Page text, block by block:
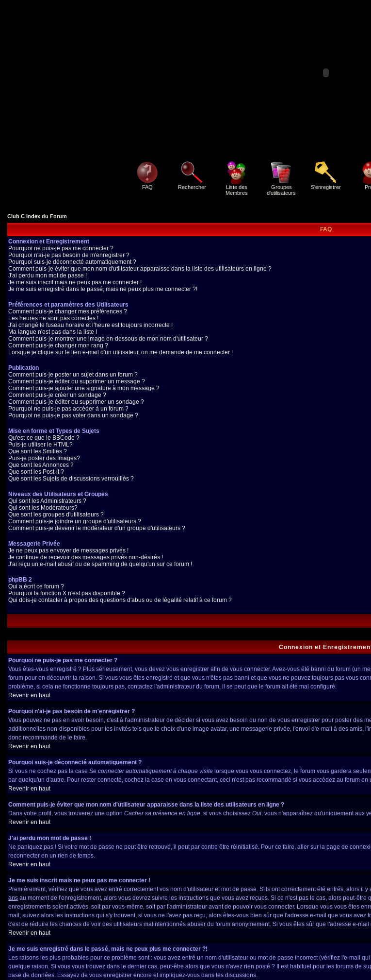
FAQ Rechercher
Liste des
Membres
Groupes
d'utilisateurs
S'enregistrer
Club C Index du Forum
FAQ
Connexion et Enregistrement
Pourquoi ne puis-je pas me connecter ?
Pourquoi n'ai-je pas besoin de m'enregistrer ?
Pourquoi suis-je déconnecté automatiquement ?
Comment puis-je éviter que mon nom d'utilisateur apparaisse dans la liste des utilisateurs en ligne ?
J'ai perdu mon mot de passe !
Je me suis inscrit mais ne peux pas me connecter !
Je me suis enregistré dans le passé, mais ne peux plus me connecter ?!
Préférences et paramètres des Utilisateurs
Comment puis-je changer mes préférences ?
Les heures ne sont pas correctes !
J'ai changé le fuseau horaire et l'heure est toujours incorrecte !
Ma langue n'est pas dans la liste !
Comment puis-je montrer une image en-dessous de mon nom d'utilisateur ?
Comment puis-je changer mon rang ?
Lorsque je clique sur le lien e-mail d'un utilisateur, on me demande de me connecter !
Publication
Comment puis-je poster un sujet dans un forum ?
Comment puis-je éditer ou supprimer un message ?
Comment puis-je ajouter une signature à mon message ?
Comment puis-je créer un sondage ?
Comment puis-je éditer ou supprimer un sondage ?
Pourquoi ne puis-je pas accéder à un forum ?
Pourquoi ne puis-je pas voter dans un sondage ?
Mise en forme et Types de Sujets
Qu'est-ce que le BBCode ?
Puis-je utiliser le HTML?
Que sont les Smilies ?
Puis-je poster des Images?
Que sont les Annonces ?
Que sont les Post-it ?
Que sont les Sujets de discussions verrouillés ?
Niveaux des Utilisateurs et Groupes
Qui sont les Administrateurs ?
Qui sont les Modérateurs?
Que sont les groupes d'utilisateurs ?
Comment puis-je joindre un groupe d'utilisateurs ?
Comment puis-je devenir le modérateur d'un groupe d'utilisateurs ?
Messagerie Privée
Je ne peux pas envoyer de messages privés !
Je continue de recevoir des messages privés non-désirés !
J'ai reçu un e-mail abusif ou de spamming de quelqu'un sur ce forum !
phpBB 2
Qui a écrit ce forum ?
Pourquoi la fonction X n'est pas disponible ?
Qui dois-je contacter à propos des questions d'abus ou de légalité relatif à ce forum ?
Connexion et
Pourquoi ne puis-je pas me connecter ?
Vous êtes-vous enregistré ? Plus sérieusement, vous devez vous enregistrer afin de vous connecter. Avez-vous été banni du forum (un
forum pour en découvrir la raison. Si vous vous êtes enregistré et que vous n'êtes pas banni et que vous ne pouvez toujours pas vous
problème, si cela ne fonctionne toujours pas, contactez l'administrateur du forum, il se peut que le forum ait été mal configuré.
Revenir en haut
Pourquoi n'ai-je pas besoin de m'enregistrer ?
Vous pouvez ne pas en avoir besoin, c'est à l'administrateur de décider si vous avez besoin ou non de vous enregistrer pour poster des
additionnelles non-disponibles pour les invités tels que le choix d'une image avatar, une messagerie privée, l'envoi d'e-mail à des amis,
donc recommandé de le faire.
Revenir en haut
Pourquoi suis-je déconnecté automatiquement ?
Si vous ne cochez pas la case Se connecter automatiquement à chaque visite lorsque vous vous connectez, le forum vous gardera
par quelqu'un d'autre. Pour rester connecté, cochez la case en vous connectant, ceci n'est pas recommandé si vous accédez au forum
Revenir en haut
Comment puis-je éviter que mon nom d'utilisateur apparaisse dans la liste des utilisateurs en ligne ?
Dans votre profil, vous trouverez une option Cacher sa présence en ligne, si vous choisissez Oui, vous n'apparaîtrez qu'uniquement aux
Revenir en haut
J'ai perdu mon mot de passe !
Ne paniquez pas ! Si votre mot de passe ne peut être retrouvé, il peut par contre être réinitialisé. Pour ce faire, aller sur la page de
reconnecter en un rien de temps.
Revenir en haut
Je me suis inscrit mais ne peux pas me connecter !
Premièrement, vérifiez que vous avez entré correctement vos nom d'utilisateur et mot de passe. S'ils ont correctement été entrés, alors il
ans au moment de l'enregistrement, alors vous devrez suivre les instructions que vous avez reçues. Si ce n'est pas le cas, alors peut-
enregistrements soient activés, soit par vous-même, soit par l'administrateur avant de pouvoir vous connecter. Lorsque vous vous êtes
mail, suivez alors les instructions qui s'y trouvent, si vous ne l'avez pas reçu, alors êtes-vous bien sûr que l'adresse e-mail que vous
c'est de réduire les chances de voir des utilisateurs malintentionnés abuser du forum anonymement. Si vous êtes sûr que l'adresse e-
Revenir en haut
Je me suis enregistré dans le passé, mais ne peux plus me connecter ?!
Les raisons les plus probables pour ce problème sont : vous avez entré un nom d'utilisateur ou mot de passe incorrect (vérifiez l'e-mail
quelque raison. Si vous vous trouvez dans le dernier cas, peut-être alors que vous n'avez rien posté ? Il est habituel pour les forums de
base de données. Essayez de vous enregistrer encore et impliquez-vous dans les discussions.